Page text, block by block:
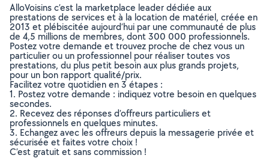
AlloVoisins c’est la marketplace leader dédiée aux
prestations de services et à la location de matériel, créée en
2013 et plébiscitée aujourd’hui par une communauté de plus
de 4,5 millions de membres, dont 300 000 professionnels.
Postez votre demande et trouvez proche de chez vous un
particulier ou un professionnel pour réaliser toutes vos
prestations, du plus petit besoin aux plus grands projets,
pour un bon rapport qualité/prix.
Facilitez votre quotidien en 3 étapes :
1. Postez votre demande : indiquez votre besoin en quelques
secondes.
2. Recevez des réponses d’offreurs particuliers et
professionnels en quelques minutes.
3. Echangez avec les offreurs depuis la messagerie privée et
sécurisée et faites votre choix !
C’est gratuit et sans commission !